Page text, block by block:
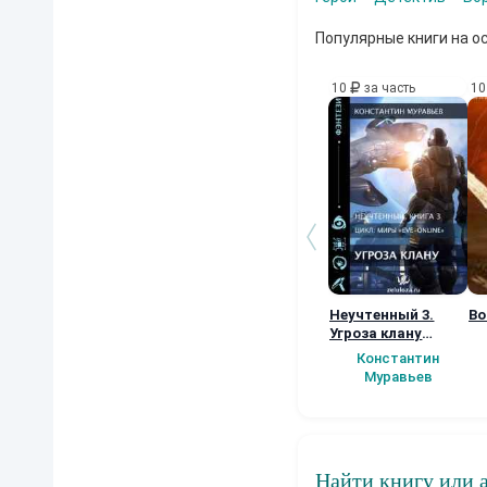
Популярные книги на
10 за часть
Неучтенный 3.
Угроза клану
(Альтернативное
продолжение)
Константин
Муравьев
Найти книгу или